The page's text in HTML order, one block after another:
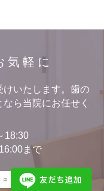
気軽に
けいたします。歯の
ら当院にお任せく
18:30
まで